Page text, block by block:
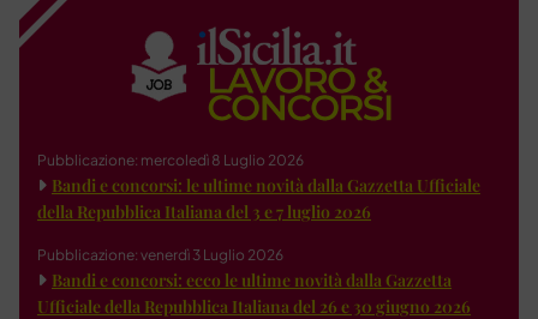
Pubblicazione: mercoledì 8 Luglio 2026
Bandi e concorsi: le ultime novità dalla Gazzetta Ufficiale
della Repubblica Italiana del 3 e 7 luglio 2026
Pubblicazione: venerdì 3 Luglio 2026
Bandi e concorsi: ecco le ultime novità dalla Gazzetta
Ufficiale della Repubblica Italiana del 26 e 30 giugno 2026